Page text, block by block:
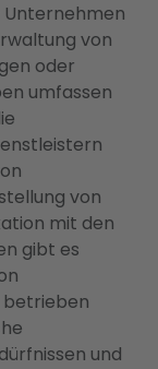
Unternehmen
von
oder
umfassen
von
mit den
gibt es
betrieben
und